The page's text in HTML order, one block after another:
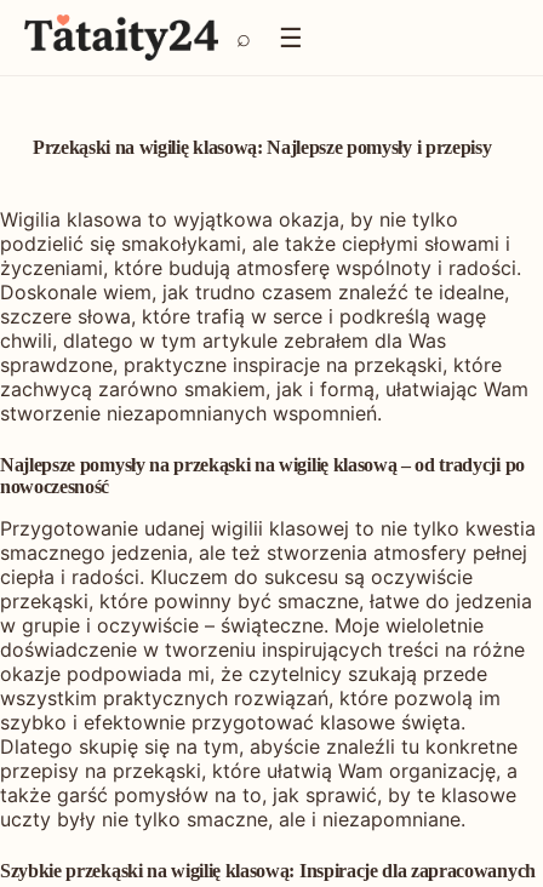
P
r
d
o
t
r
e
ś
c
i
⌕ ☰
Przekąski na wigilię klasową: Najlepsze pomysły i przepisy
Wigilia klasowa to wyjątkowa okazja, by nie tylko
podzielić się smakołykami, ale także ciepłymi słowami i
życzeniami, które budują atmosferę wspólnoty i radości.
Doskonale wiem, jak trudno czasem znaleźć te idealne,
szczere słowa, które trafią w serce i podkreślą wagę
chwili, dlatego w tym artykule zebrałem dla Was
sprawdzone, praktyczne inspiracje na przekąski, które
zachwycą zarówno smakiem, jak i formą, ułatwiając Wam
stworzenie niezapomnianych wspomnień.
Najlepsze pomysły na przekąski na wigilię klasową – od tradycji po
nowoczesność
Przygotowanie udanej wigilii klasowej to nie tylko kwestia
smacznego jedzenia, ale też stworzenia atmosfery pełnej
ciepła i radości. Kluczem do sukcesu są oczywiście
przekąski, które powinny być smaczne, łatwe do jedzenia
w grupie i oczywiście – świąteczne. Moje wieloletnie
doświadczenie w tworzeniu inspirujących treści na różne
okazje podpowiada mi, że czytelnicy szukają przede
wszystkim praktycznych rozwiązań, które pozwolą im
szybko i efektownie przygotować klasowe święta.
Dlatego skupię się na tym, abyście znaleźli tu konkretne
przepisy na przekąski, które ułatwią Wam organizację, a
także garść pomysłów na to, jak sprawić, by te klasowe
uczty były nie tylko smaczne, ale i niezapomniane.
Szybkie przekąski na wigilię klasową: Inspiracje dla zapracowanych